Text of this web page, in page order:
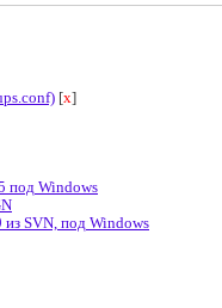
[x]
под Windows
из SVN, под Windows